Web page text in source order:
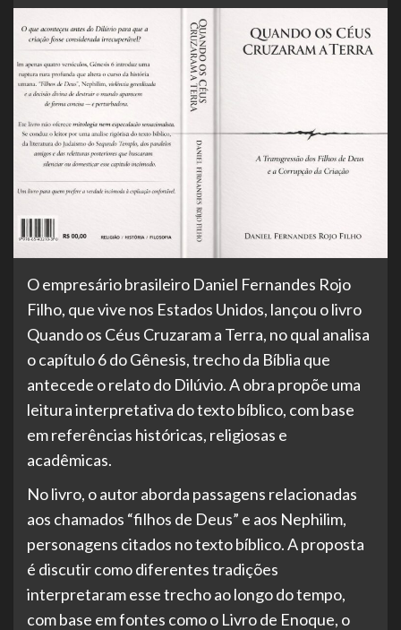
O empresário brasileiro Daniel Fernandes Rojo
Filho, que vive nos Estados Unidos, lançou o livro
Quando os Céus Cruzaram a Terra, no qual analisa
o capítulo 6 do Gênesis, trecho da Bíblia que
antecede o relato do Dilúvio. A obra propõe uma
leitura interpretativa do texto bíblico, com base
em referências históricas, religiosas e
acadêmicas.
No livro, o autor aborda passagens relacionadas
aos chamados “filhos de Deus” e aos Nephilim,
personagens citados no texto bíblico. A proposta
é discutir como diferentes tradições
interpretaram esse trecho ao longo do tempo,
com base em fontes como o Livro de Enoque, o